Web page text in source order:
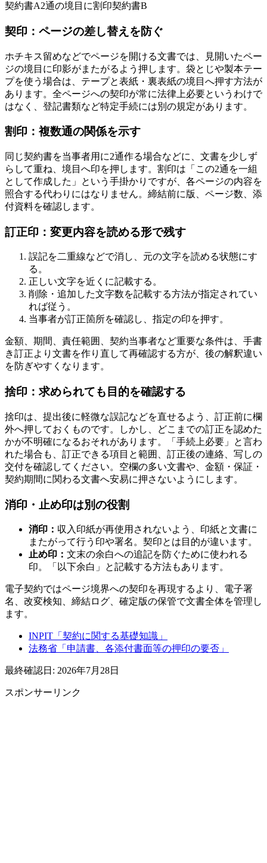
契約書A2通の境目に割印契約書B
契印：ページの差し替えを防ぐ
ホチキス留めなどでページを開ける文書では、見開いたペー
ジの境目に印影がまたがるよう押します。袋とじや製本テー
プを使う場合は、テープと表紙・裏表紙の境目へ押す方法が
あります。全ページへの契印が常に法律上必要というわけで
はなく、登記書類など特定手続には別の規定があります。
割印：複数通の関係を示す
同じ契約書を当事者用に2通作る場合などに、文書を少しず
らして重ね、境目へ印を押します。割印は「この2通を一組
として作成した」という手掛かりですが、各ページの内容を
照合する代わりにはなりません。締結前に版、ページ数、添
付資料を確認します。
訂正印：変更内容を読める形で残す
誤記を二重線などで消し、元の文字を読める状態にす
る。
正しい文字を近くに記載する。
削除・追加した文字数を記載する方法が指定されてい
れば従う。
当事者が訂正箇所を確認し、指定の印を押す。
金額、期間、責任範囲、契約当事者など重要な条件は、手書
き訂正より文書を作り直して再確認する方が、後の解釈違い
を防ぎやすくなります。
捨印：求められても目的を確認する
捨印は、提出後に軽微な誤記などを直せるよう、訂正前に欄
外へ押しておくものです。しかし、どこまでの訂正を認めた
かが不明確になるおそれがあります。「手続上必要」と言わ
れた場合も、訂正できる項目と範囲、訂正後の連絡、写しの
交付を確認してください。空欄の多い文書や、金額・保証・
契約期間に関わる文書へ安易に押さないようにします。
消印・止め印は別の役割
消印： 収入印紙が再使用されないよう、印紙と文書に
またがって行う印や署名。契印とは目的が違います。
止め印： 文末の余白への追記を防ぐために使われる
印。「以下余白」と記載する方法もあります。
電子契約ではページ境界への契印を再現するより、電子署
名、改変検知、締結ログ、確定版の保管で文書全体を管理し
ます。
INPIT「契約に関する基礎知識」
法務省「申請書、各添付書面等の押印の要否」
最終確認日: 2026年7月28日
スポンサーリンク